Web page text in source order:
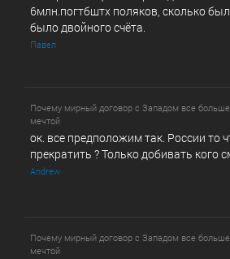
6млн.погтбштх поляков, сколько
было двойного счёта.
Павел
Почему мирный договор с Западом все
мечтой
ок. все предположим так. России то
прекратить ? Только добивать кого
Andrew
Почему мирный договор с Западом все
мечтой